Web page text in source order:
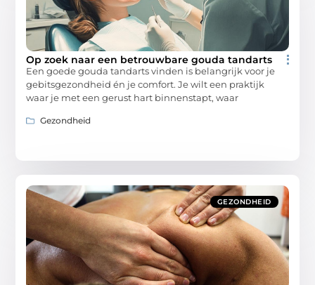
Op zoek naar een betrouwbare gouda tandarts
Een goede gouda tandarts vinden is belangrijk voor je
gebitsgezondheid én je comfort. Je wilt een praktijk
waar je met een gerust hart binnenstapt, waar
Gezondheid
GEZONDHEID